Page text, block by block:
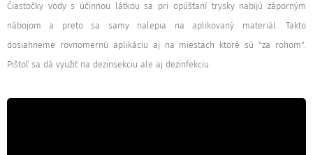
Čiastočky vody s účinnou látkou sa pri opúšťaní trysky nabijú záporným
nábojom a preto sa samy nalepia na aplikovaný materiál. Takto
dosiahneme rovnomernú aplikáciu aj na miestach ktoré sú "za rohom".
Pištoľ sa dá využiť na dezinsekciu ale aj dezinfekciu.